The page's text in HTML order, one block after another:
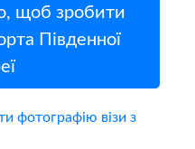
щоб зробити
Південної
фотографію візи з